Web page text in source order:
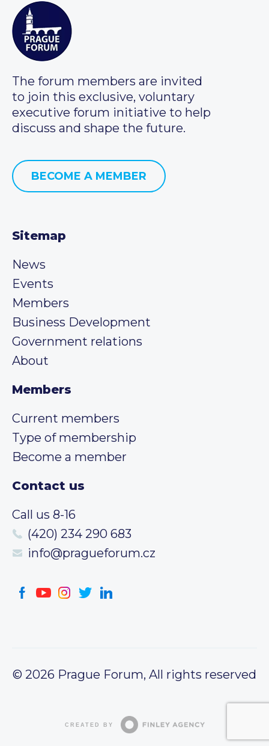
The forum members are invited
to join this exclusive, voluntary
executive forum initiative to help
discuss and shape the future.
BECOME A MEMBER
Sitemap
News
Events
Members
Business Development
Government relations
About
Members
Current members
Type of membership
Become a member
Contact us
Call us 8-16
(420) 234 290 683
info@pragueforum.cz
© 2026 Prague Forum, All rights reserved
CREATED BY